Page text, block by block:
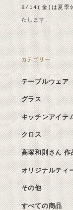
8/14(金)は夏季休
たします。
カテゴリー
テーブルウェア
グラス
キッチンアイテ
クロス
高塚和則さん 作
オリジナルティ
その他
すべての商品